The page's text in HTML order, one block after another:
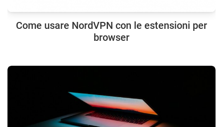
Come usare NordVPN con le estensioni per
browser